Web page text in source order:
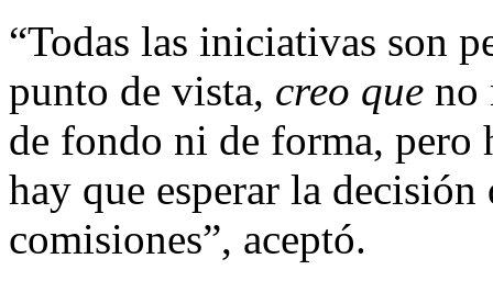
“Todas las iniciativas son
punto de vista, creo que no
de fondo ni de forma, pero
hay que esperar la
comisiones”, aceptó.